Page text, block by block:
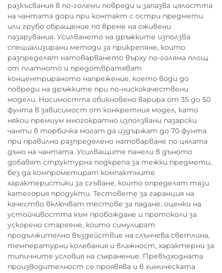
разкъсвания в по-големи повреди и запазва цялостта
на чантата дори при контакт с остри предмети
или грубо обращение по време на оживени
пазарувания. Усилването на дръжките използва
специализирани методи за прикрепяне, които
разпределят натоварването върху по-голяма площ
от платното и предотвратяват
концентрираното напрежение, което води до
повреди на дръжките при по-нискокачествени
модели. Носимостта обикновено варира от 35 до 50
фунта в зависимост от конкретния модел, като
някои премиум многократно използвани пазарски
чанти в торбичка могат да издържат до 70 фунта
при правилно разпределено натоварване по цялата
дъно на чантата. Усилващите панели в дъното
добавят структурна подкрепа за тежки предмети,
без да компрометират компактните
характеристики за сгъване, които определят тази
категория продукти. Тестовете за гаранция на
качество включват тестове за падане, оценки на
устойчивостта към пробождане и протоколи за
ускорено стареене, които симулират
продължително въздействие на слънчева светлина,
температурни колебания и влажност, характерни за
типичните условия на съхранение. Превъзходната
производителност се проявява и в химическата